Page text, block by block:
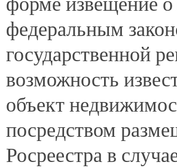
федеральным
государственной
возможность
объект
посредством
Росреестра в